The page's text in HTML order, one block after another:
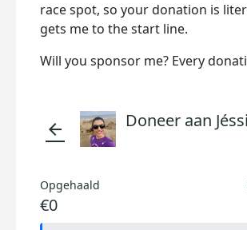
race spot, so your donation is
gets me to the start line.
Will you sponsor me? Every
arrow_back Doneer aan
Opgehaald
€0